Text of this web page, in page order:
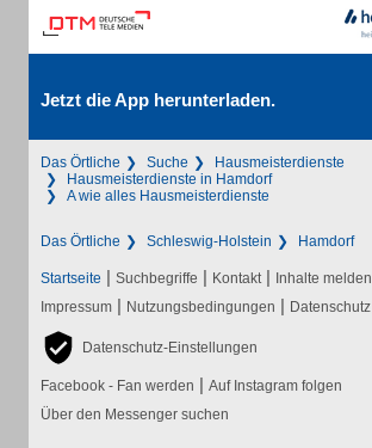
Jetzt die App herunterladen.
Das Örtliche Suche
Hausmeisterdienste
Hausmeisterdienste in Hamdorf
A wie alles Hausmeisterdienste
Das Örtliche Schleswig-Holstein Hamdorf
Startseite | Suchbegriffe | Kontakt | Inhalte melden
Impressum | Nutzungsbedingungen | Datenschutz
Datenschutz-Einstellungen
Facebook - Fan werden | Auf Instagram folgen
Über den Messenger suchen